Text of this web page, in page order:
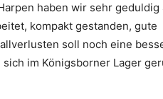
haben wir sehr
kompakt gestanden, gute
soll noch eine
im Königsborner Lager